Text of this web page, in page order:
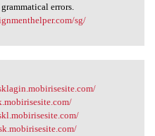
errors.
sg/